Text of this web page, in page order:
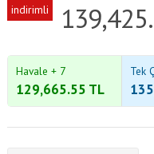
indirimli
Havale + 7
129,665.55 TL
Tek